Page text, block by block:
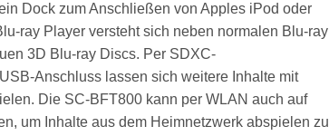
Dock zum Anschließen von Apples iPod oder
ray Player versteht sich neben normalen Blu-ray
3D Blu-ray Discs. Per SDXC-
Anschluss lassen sich weitere Inhalte mit
Die SC-BFT800 kann per WLAN auch auf
um Inhalte aus dem Heimnetzwerk abspielen zu